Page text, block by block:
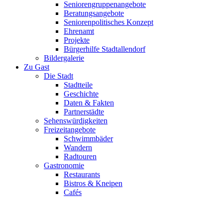
Seniorengruppenangebote
Beratungsangebote
Seniorenpolitisches Konzept
Ehrenamt
Projekte
Bürgerhilfe Stadtallendorf
Bildergalerie
Zu Gast
Die Stadt
Stadtteile
Geschichte
Daten & Fakten
Partnerstädte
Sehenswürdigkeiten
Freizeitangebote
Schwimmbäder
Wandern
Radtouren
Gastronomie
Restaurants
Bistros & Kneipen
Cafés